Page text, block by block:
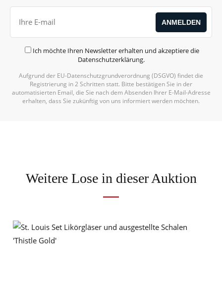
Ich möchte Ihren Newsletter erhalten und akzeptiere die
Datenschutzerklärung.
Aufgrund der EU-Datenschutzgrundverordnung (DSGVO) findet die
Registrierung in 2 Schritten statt. Bitte bestätigen Sie in der
automatisierten Email, die Sie nach dem Absenden Ihrer E-Mail-Adresse
erhalten, dass Sie zukünftig von uns informiert werden möchten.
Weitere Lose in dieser Auktion